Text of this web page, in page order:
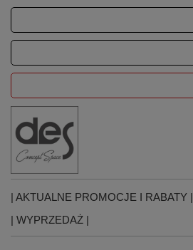
| AKTUALNE PROMOCJE I RABATY |
| WYPRZEDAŻ |